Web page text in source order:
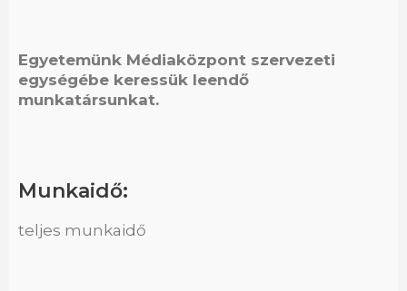
Egyetemünk Médiaközpont szervezeti
egységébe keressük leendő
munkatársunkat.
Munkaidő:
teljes munkaidő